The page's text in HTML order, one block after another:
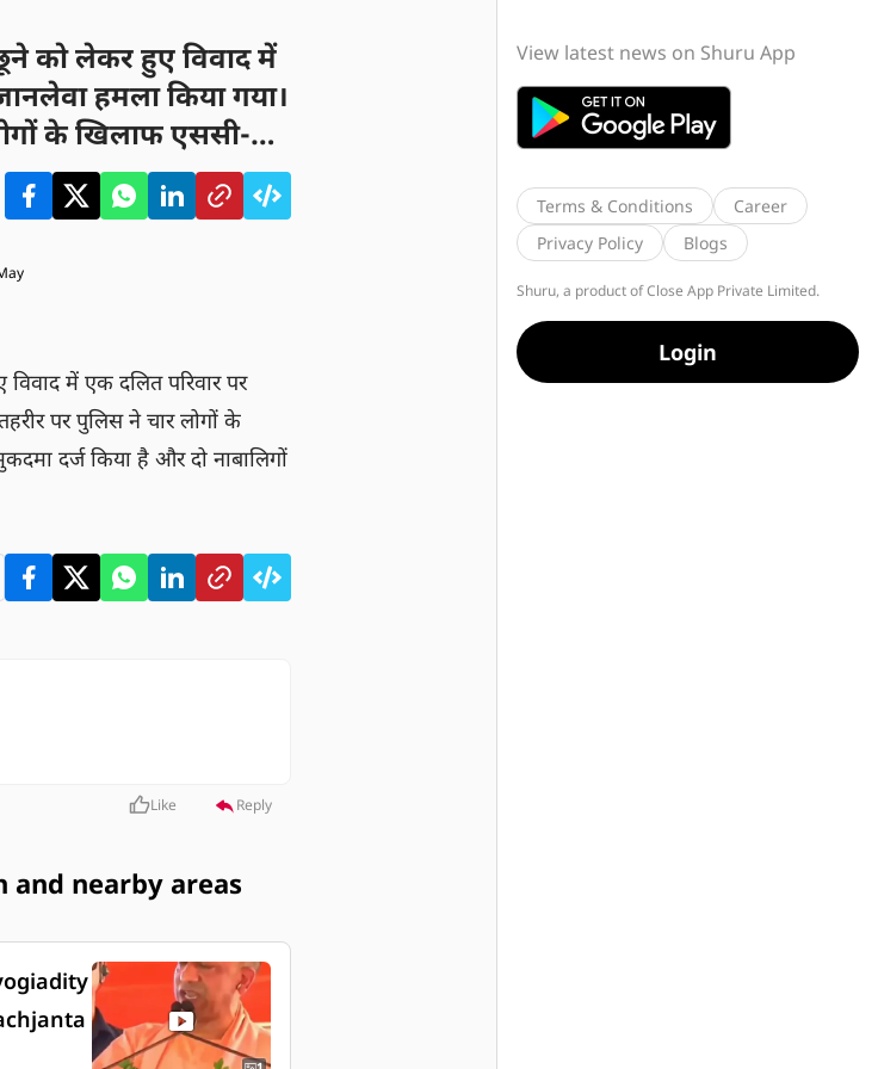
को लेकर हुए विवाद में
हमला किया गया।
के खिलाफ एससी-
दर्ज किया है और
में एक दलित परिवार पर
पर पुलिस ने चार लोगों के
दर्ज किया है और दो नाबालिगों
Like Reply
nearby areas
View latest news on Shuru App
Terms & Conditions
Career
Privacy Policy
Blogs
Shuru, a product of Close App Private Limited.
Login